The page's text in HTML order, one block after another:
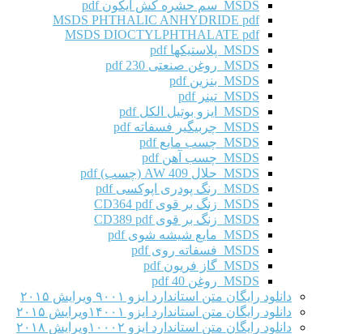
MSDS سم حشره کش آیکون pdf
MSDS PHTHALIC ANHYDRIDE pdf
MSDS DIOCTYLPHTHALATE pdf
MSDS پلاستیکها pdf
MSDS روغن صنعتی 230 pdf
MSDS بنزین pdf
MSDS تینر pdf
MSDS ایزو بوتیل الکل pdf
MSDS چربیگیر فسفاته pdf
MSDS چسب مایع pdf
MSDS چسب آهن pdf
MSDS حلال AW 409 (چسب) pdf
MSDS رنگ پودری اپوکسی pdf
MSDS زنگ بر قوی CD364 pdf
MSDS زنگ بر قوی CD389 pdf
MSDS مایع شیشه شوی pdf
MSDS فسفاته روی pdf
MSDS گاز فریون pdf
MSDS روغن 40 pdf
دانلود رایگان متن استاندارد ایزو ۹۰۰۱ ویرایش ۲۰۱۵
دانلود رایگان متن استاندارد ایزو ۱۴۰۰۱ویرایش ۲۰۱۵
دانلود رایگان متن استاندارد ایزو ۱۰۰۰۲ویرایش ۲۰۱۸